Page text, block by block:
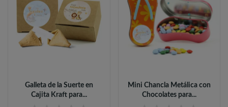
Galleta de la Suerte en
Cajita Kraft para...
Mini Chancla Metálica con
Chocolates para...